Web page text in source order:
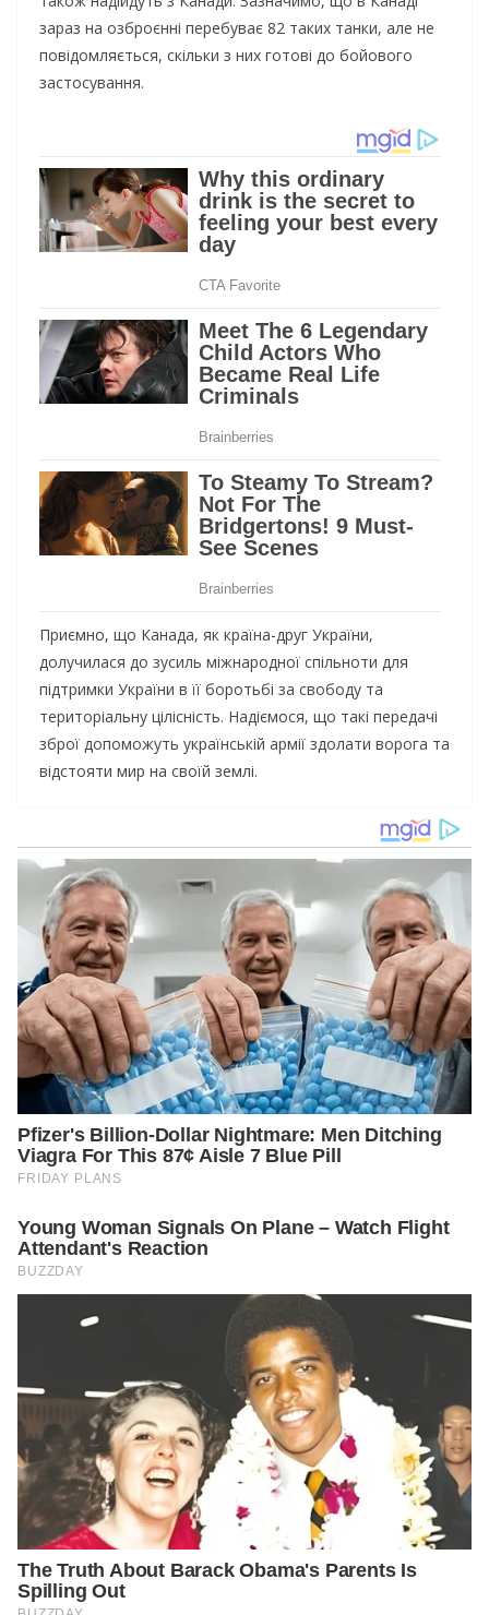
зараз на озброєнні перебуває 82 таких танки, але не
повідомляється, скільки з них готові до бойового
застосування.
Приємно, що Канада, як країна-друг України,
долучилася до зусиль міжнародної спільноти для
підтримки України в її боротьбі за свободу та
територіальну цілісність. Надіємося, що такі передачі
зброї допоможуть українській армії здолати ворога та
відстояти мир на своїй землі.